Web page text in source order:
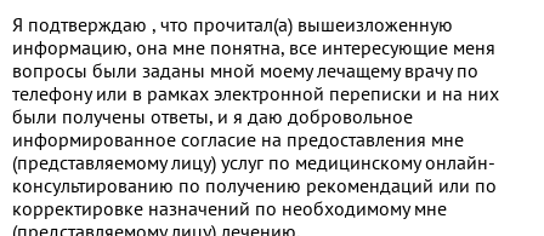
Я подтверждаю , что прочитал(а) вышеизложенную
информацию, она мне понятна, все интересующие меня
вопросы были заданы мной моему лечащему врачу по
телефону или в рамках электронной переписки и на них
были получены ответы, и я даю добровольное
информированное согласие на предоставления мне
(представляемому лицу) услуг по медицинскому онлайн-
консультированию по получению рекомендаций или по
корректировке назначений по необходимому мне
(представляемому лицу) лечению.